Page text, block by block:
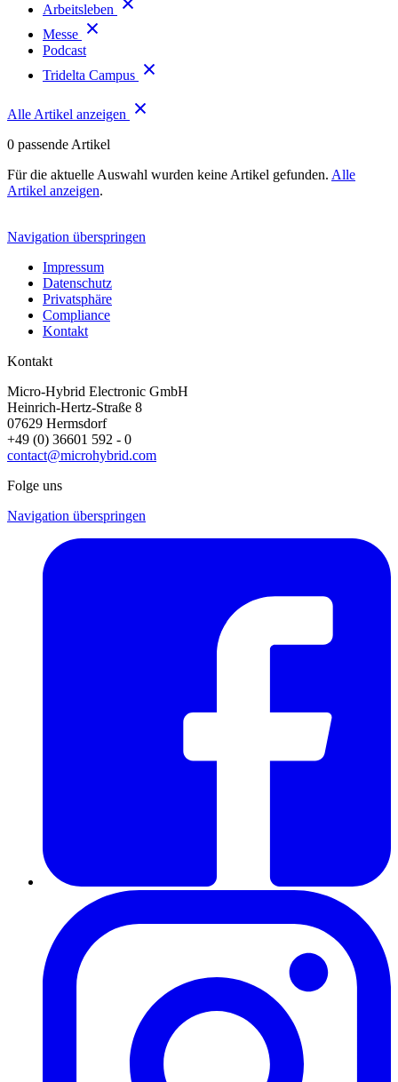
Arbeitsleben
Messe
Podcast
Tridelta Campus
Alle Artikel anzeigen
0 passende Artikel
Für die aktuelle Auswahl wurden keine Artikel gefunden. Alle
Artikel anzeigen.
Navigation überspringen
Impressum
Datenschutz
Privatsphäre
Compliance
Kontakt
Kontakt
Micro-Hybrid Electronic GmbH
Heinrich-Hertz-Straße 8
07629 Hermsdorf
+49 (0) 36601 592 - 0
contact@microhybrid.com
Folge uns
Navigation überspringen